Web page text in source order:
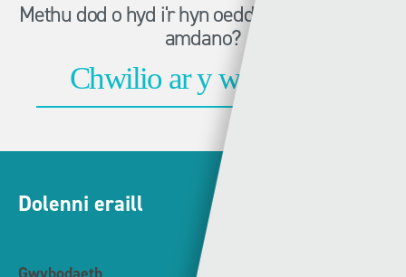
Methu dod o hyd i'r hyn oeddech chi'n chwilio
amdano?
Dolenni eraill